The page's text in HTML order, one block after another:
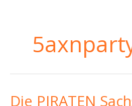
Die PIRATEN